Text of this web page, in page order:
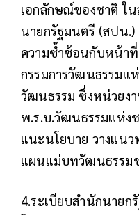
เอกลักษณ์ของชาติ ใ
นายกรัฐมนตรี (สปน
ความซ้ำซ้อนกับหน้า
กรรมการวัฒนธรรมแ
วัฒนธรรม ซึ่งหน่วยง
พ.ร.บ.วัฒนธรรมแห่ง
แนะนโยบาย วางแน
แผนแม่บทวัฒนธรรม
4.ระเบียบสำนักนายก